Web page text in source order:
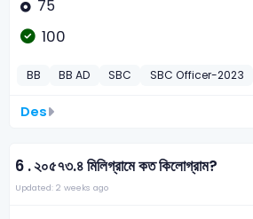
75
100
BB BB AD SBC SBC Officer-2023
Des
6 .২০৫৭৩.৪ মিলিগ্রামে কত কিলোগ্রাম?
Updated: 2 weeks ago